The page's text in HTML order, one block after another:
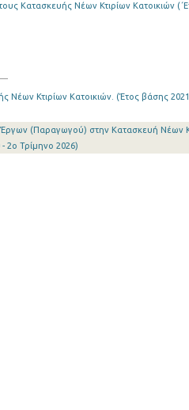
Κατασκευής Νέων Κτιρίων Κατοικιών
Νέων Κτιρίων Κατοικιών. (Έτος βάσης
Έργων (Παραγωγού) στην Κατασκευή Νέων
2o Τρίμηνο 2026)